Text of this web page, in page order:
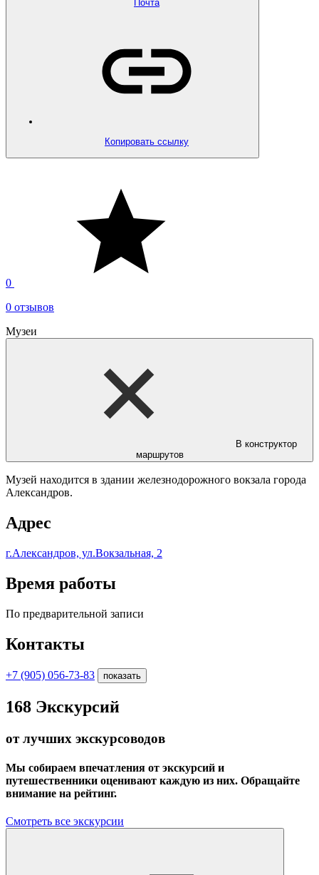
Почта
Копировать ссылку
0
0 отзывов
Музеи
В конструктор
маршрутов
Музей находится в здании железнодорожного вокзала города
Александров.
Адрес
г.Александров, ул.Вокзальная, 2
Время работы
По предварительной записи
Контакты
+7 (905) 056-73-83 показать
168 Экскурсий
от лучших экскурсоводов
Мы собираем впечатления от экскурсий и
путешественники оценивают каждую из них. Обращайте
внимание на рейтинг.
Смотреть все экскурсии